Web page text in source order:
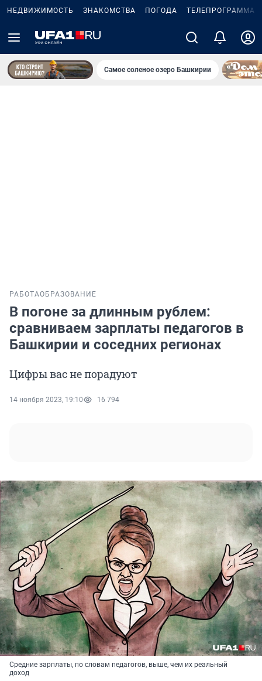
НЕДВИЖИМОСТЬ ЗНАКОМСТВА ПОГОДА ТЕЛЕПРОГРАММА
Самое соленое озеро Башкирии
РАБОТАОБРАЗОВАНИЕ
В погоне за длинным рублем:
сравниваем зарплаты педагогов в
Башкирии и соседних регионах
Цифры вас не порадуют
14 ноября 2023, 19:10 16 794
Средние зарплаты, по словам педагогов, выше, чем их реальный
доход